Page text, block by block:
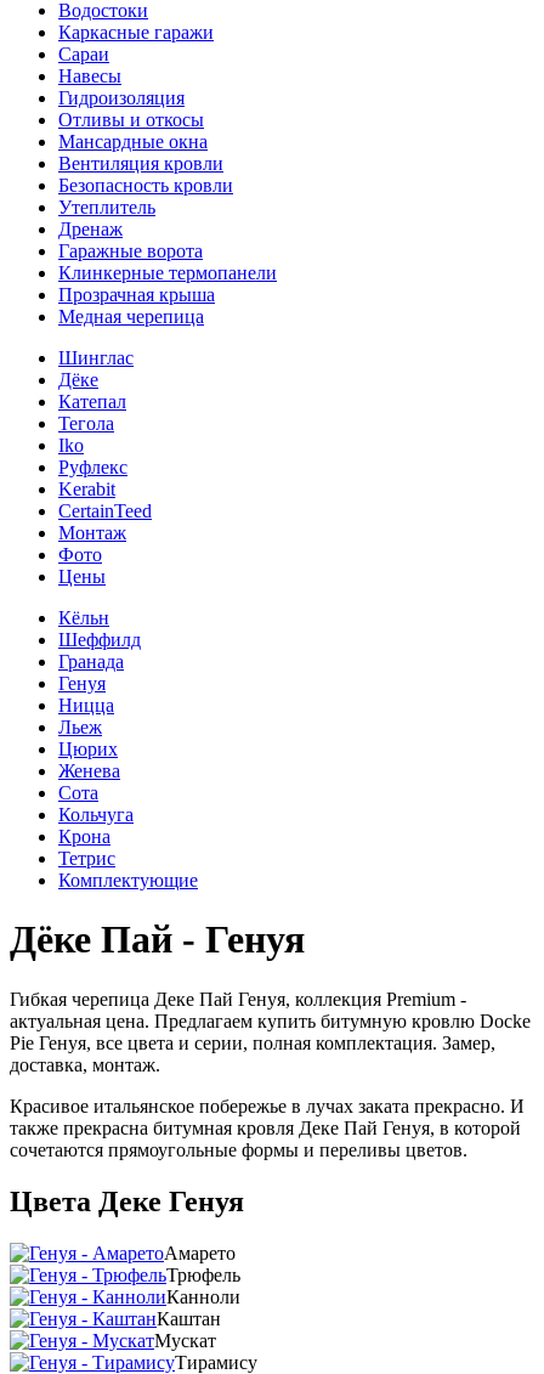
Водостоки
Каркасные гаражи
Сараи
Навесы
Гидроизоляция
Отливы и откосы
Мансардные окна
Вентиляция кровли
Безопасность кровли
Утеплитель
Дренаж
Гаражные ворота
Клинкерные термопанели
Прозрачная крыша
Медная черепица
Шинглас
Дёке
Катепал
Тегола
Iko
Руфлекс
Kerabit
CertainTeed
Монтаж
Фото
Цены
Кёльн
Шеффилд
Гранада
Генуя
Ницца
Льеж
Цюрих
Женева
Сота
Кольчуга
Крона
Тетрис
Комплектующие
Дёке Пай - Генуя
Гибкая черепица Деке Пай Генуя, коллекция Premium -
актуальная цена. Предлагаем купить битумную кровлю Docke
Pie Генуя, все цвета и серии, полная комплектация. Замер,
доставка, монтаж.
Красивое итальянское побережье в лучах заката прекрасно. И
также прекрасна битумная кровля Деке Пай Генуя, в которой
сочетаются прямоугольные формы и переливы цветов.
Цвета Деке Генуя
Амарето
Трюфель
Канноли
Каштан
Мускат
Тирамису